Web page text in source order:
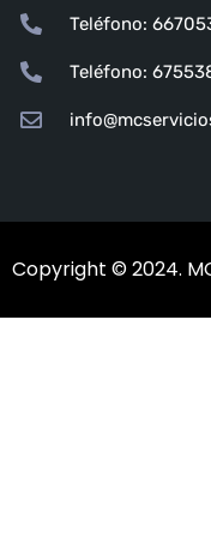
Teléfono:
Teléfono:
Copyright © 2024.